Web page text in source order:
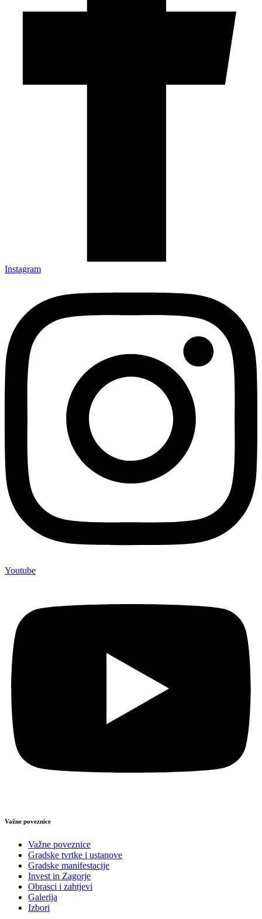
Instagram
Youtube
Važne poveznice
Važne poveznice
Gradske tvrtke i ustanove
Gradske manifestacije
Invest in Zagorje
Obrasci i zahtjevi
Galerija
Izbori